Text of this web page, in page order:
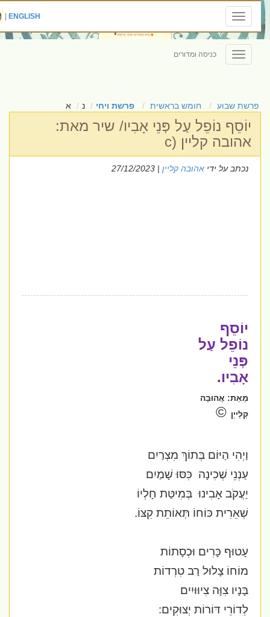
Toggle
navigation
ENGLISH
|
Toggle
navigation
כניסה ומדורים
פרשת שבוע חומש בראשית פרשת ויחי נ א
יוֹסֵף נוֹפֵל עַל פְּנֵי אָבִיו/ שיר מאת:
אהובה קליין (c
נכתב על ידיאהובה קליין| 27/12/2023
יוֹסֵף
נוֹפֵל עַל
פְּנֵי
אָבִיו.
מֵאֵת:אֲהוּבָה
קְלַייְן ©
וַיְהִי הַיּוֹם בְּתוֹךְ מִצְרַיִם
עַנְנֵי שְׁכִינָה כִּסּוּ שָׁמַיִם
יַעֲקֹב אָבִינוּ בְּמִיטַּת חָלְיוֹ
שְׁאֵרִית כּוֹחוֹ תְּאוֹתֵת קִצּוֹ.
עָטוּף כָּרִים וּכְסָתוֹת
מוֹחוֹ צָלוּל רַב טִרְדוֹת
בָּנָיו צִוָּה צִיוּוּיִים
לְדוֹרֵי דּוֹרוֹת יְצוּקִים: